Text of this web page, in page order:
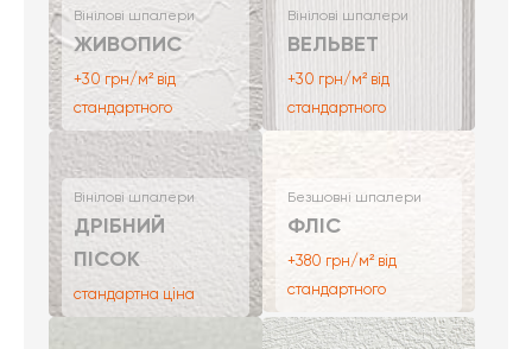
Вінілові шпалери
ЖИВОПИС
+30 грн/м² від
стандартного
Вінілові шпалери
ВЕЛЬВЕТ
+30 грн/м² від
стандартного
Вінілові шпалери
ДРІБНИЙ
ПІСОК
стандартна ціна
Безшовні шпалери
ФЛІС
+380 грн/м² від
стандартного